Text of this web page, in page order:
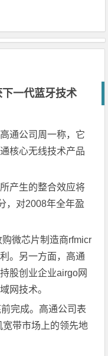
一代蓝牙技术
通公司周一称，它
核心无线技术产品
产生的整合效应将
，对2008年全年盈
微芯片制造商rfmicr
。另一方面，高通
股创业企业airgo网
网技术。
完成。高通公司表
宽带市场上的领先地